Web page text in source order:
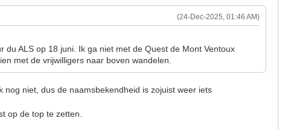
(24-Dec-2025, 01:46 AM)
du ALS op 18 juni. Ik ga niet met de Quest de Mont Ventoux
met de vrijwilligers naar boven wandelen.
nog niet, dus de naamsbekendheid is zojuist weer iets
op de top te zetten.